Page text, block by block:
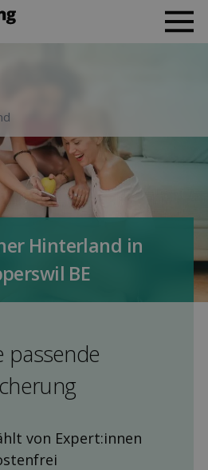
Hinterland in
BE
pas­sende
von Expert:innen